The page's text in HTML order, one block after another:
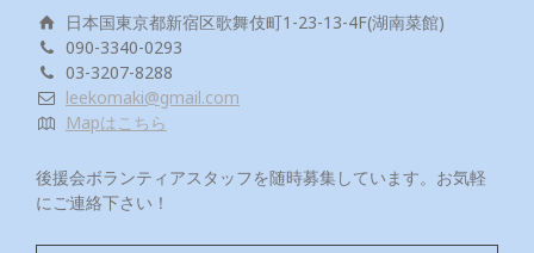
日本国東京都新宿区歌舞伎町1-23-13-4F(湖南菜館)
090-3340-0293
03-3207-8288
leekomaki@gmail.com
Mapはこちら
後援会ボランティアスタッフを随時募集しています。お気軽
にご連絡下さい！